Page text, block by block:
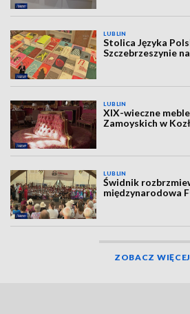
LUBLIN
Stolica Języka
Szczebrzeszynie
LUBLIN
XIX-wieczne
Zamoyskich w
LUBLIN
Świdnik
międzynarodowa
ZOBACZ WIĘCEJ